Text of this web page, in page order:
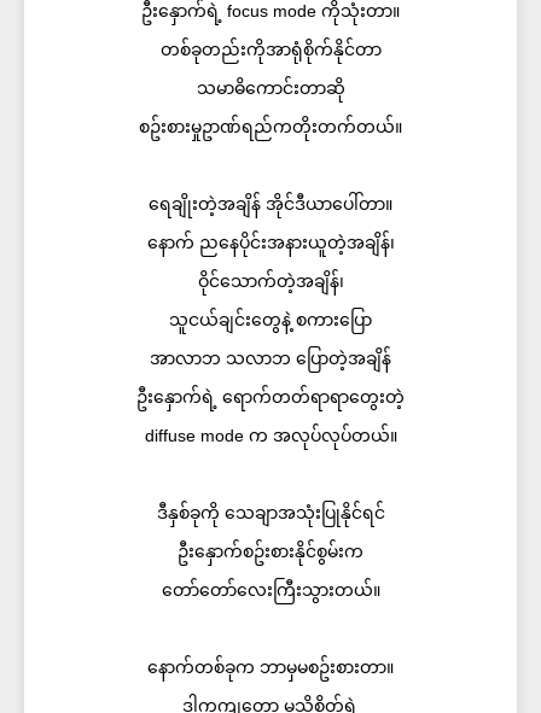
ဦးနှောက်ရဲ့ focus mode ကိုသုံးတာ။
တစ်ခုတည်းကိုအာရုံစိုက်နိုင်တာ
သမာဓိကောင်းတာဆို
စဥ်းစားမှုဥာဏ်ရည်ကတိုးတက်တယ်။
ရေချိုးတဲ့အချိန် အိုင်ဒီယာပေါ်တာ။
နောက် ညနေပိုင်းအနားယူတဲ့အချိန်၊
ဝိုင်သောက်တဲ့အချိန်၊
သူငယ်ချင်းတွေနဲ့ စကားပြော
အာလာဘ သလာဘ ပြောတဲ့အချိန်
ဦးနှောက်ရဲ့ ရောက်တတ်ရာရာတွေးတဲ့
diffuse mode က အလုပ်လုပ်တယ်။
ဒီနှစ်ခုကို သေချာအသုံးပြုနိုင်ရင်
ဦးနှောက်စဥ်းစားနိုင်စွမ်းက
တော်တော်လေးကြီးသွားတယ်။
နောက်တစ်ခုက ဘာမှမစဥ်းစားတာ။
ဒါကကျတော့ မသိစိတ်ရဲ့